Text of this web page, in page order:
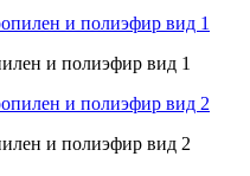
и полиэфир вид 1
и полиэфир вид 2